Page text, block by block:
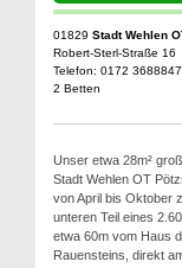
01829 Stadt Wehlen
Robert-Sterl-Straße 16
Telefon: 0172 3688847
2 Betten
Unser etwa 28m²
Stadt Wehlen OT
von April bis Oktober
unteren Teil eines
etwa 60m vom Haus
Rauensteins, direkt